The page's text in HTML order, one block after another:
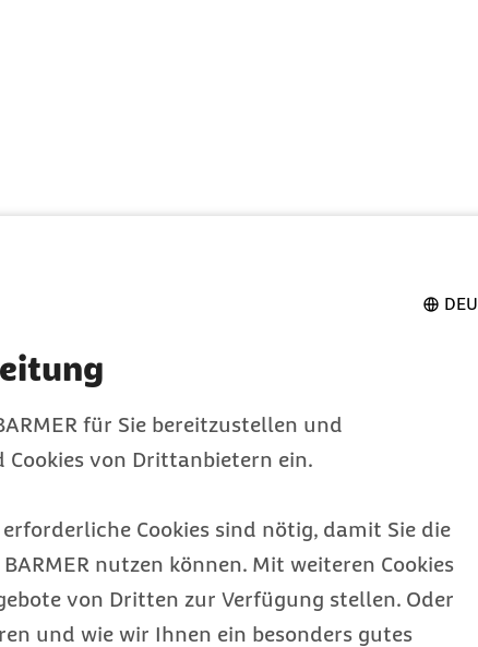
DEU
für Sie bereitzustellen und
Cookies von Drittanbietern ein.
Cookies sind nötig, damit Sie die
nutzen können. Mit weiteren Cookies
von Dritten zur Verfügung stellen. Oder
und wie wir Ihnen ein besonders gutes